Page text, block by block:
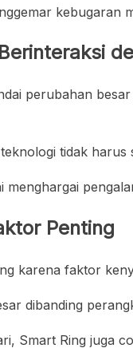
kebugaran
perubahan
tidak
menghargai
Penting
karena faktor
dibanding
Smart Ring juga